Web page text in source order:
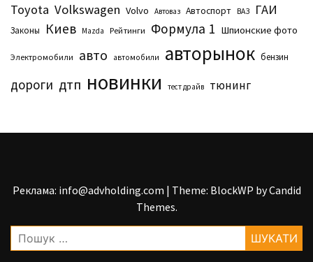
Toyota Volkswagen Volvo Автоваз Автоспорт ВАЗ ГАИ
Законы Киев Маzda Рейтинги Формула 1 Шпионские фото
Электромобили авто автомобили авторынок бензин
дороги дтп новинки тест драйв тюнинг
Реклама: info@advholding.com | Theme: BlockWP byCandid
Themes.
Пошук: